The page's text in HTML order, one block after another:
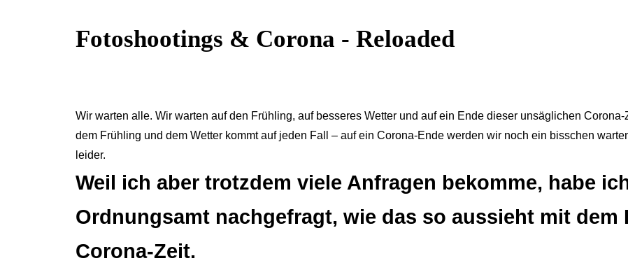
Fotoshootings & Corona - Reloaded
Wir warten alle. Wir warten auf den Frühling, auf besseres Wetter und auf ein Ende dieser unsäglichen Corona-
dem Frühling und dem Wetter kommt auf jeden Fall – auf ein Corona-Ende werden wir noch ein bisschen
leider.
Weil ich aber trotzdem viele Anfragen bekomme, habe
Ordnungsamt nachgefragt, wie das so aussieht mit
Corona-Zeit.